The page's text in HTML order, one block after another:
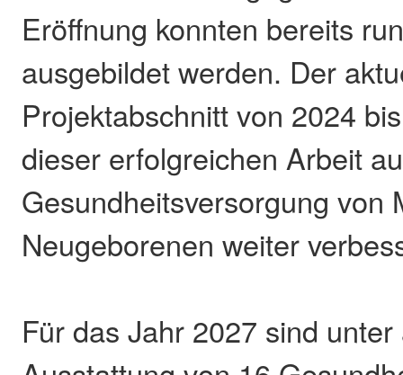
Eröffnung konnten bereits
ausgebildet werden. Der
Projektabschnitt von 2024
dieser erfolgreichen Arbeit
Gesundheitsversorgung von
Neugeborenen weiter
Für das Jahr 2027 sind